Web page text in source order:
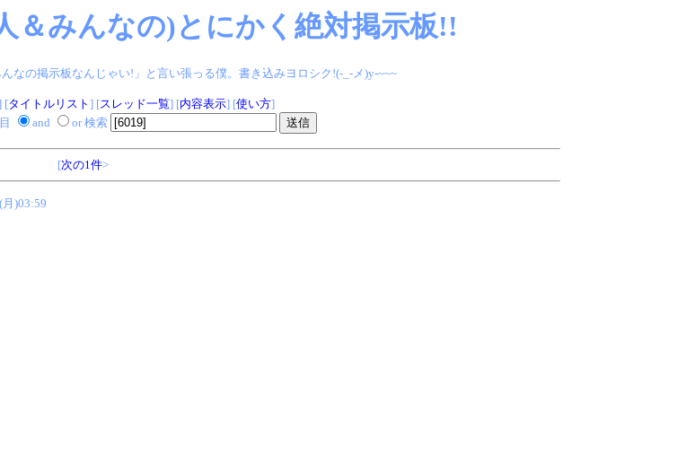
＆みんなの)とにかく絶対掲示板!!
なの掲示板なんじゃい!」と言い張っる僕。書き込みヨロシク!(-_-メ)y-~~~
[タイトルリスト ] [スレッド一覧] [内容表示] [使い方]
and or 検索
[次の1件>
)03:59